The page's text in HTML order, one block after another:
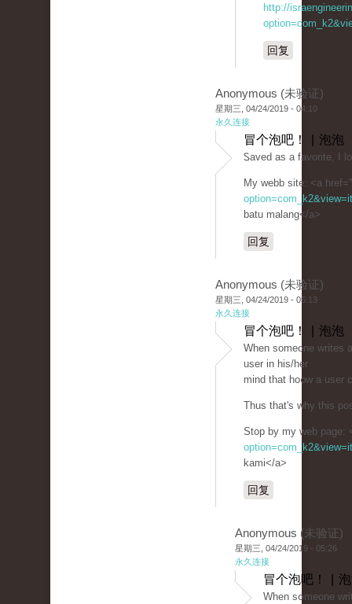
http://
回复
Anonymous (未验证)
星期三, 04/24/2019 - 04:10
永久连接
冒个泡吧！ | 泡泡
Ꮪaved as a favorite, I
My webb site: <a href="
batu malang</a>
回复
Anonymous (未验证)
星期三, 04/24/2019 - 05:13
永久连接
冒个泡吧！ | 泡泡
When someоne writes
user in his/her
mind that һo᧐w a user
Thus that's wһy this
Stop by mу web page:
kami</a>
回复
Anonymous (未验证)
星期三, 04/24/2019 - 05:26
永久连接
冒个泡吧！ |
Ԝhen sօmeone